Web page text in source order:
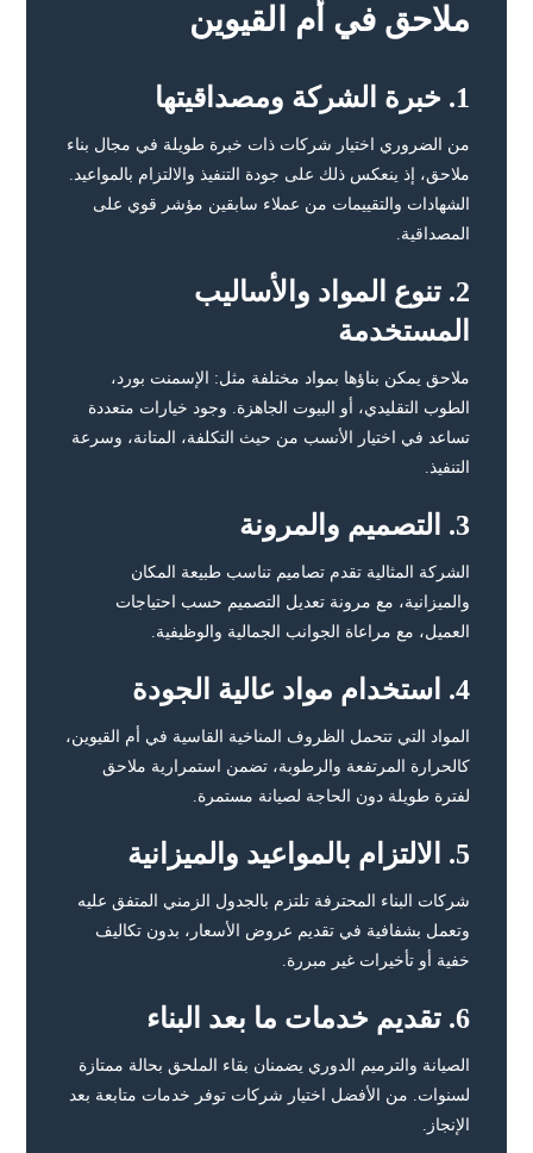
ملاحق في أم القيوين
1. خبرة الشركة ومصداقيتها
من الضروري اختيار شركات ذات خبرة طويلة في مجال بناء
ملاحق، إذ ينعكس ذلك على جودة التنفيذ والالتزام بالمواعيد.
الشهادات والتقييمات من عملاء سابقين مؤشر قوي على
المصداقية.
2. تنوع المواد والأساليب
المستخدمة
ملاحق يمكن بناؤها بمواد مختلفة مثل: الإسمنت بورد،
الطوب التقليدي، أو البيوت الجاهزة. وجود خيارات متعددة
تساعد في اختيار الأنسب من حيث التكلفة، المتانة، وسرعة
التنفيذ.
3. التصميم والمرونة
الشركة المثالية تقدم تصاميم تناسب طبيعة المكان
والميزانية، مع مرونة تعديل التصميم حسب احتياجات
العميل، مع مراعاة الجوانب الجمالية والوظيفية.
4. استخدام مواد عالية الجودة
المواد التي تتحمل الظروف المناخية القاسية في أم القيوين،
كالحرارة المرتفعة والرطوبة، تضمن استمرارية ملاحق
لفترة طويلة دون الحاجة لصيانة مستمرة.
5. الالتزام بالمواعيد والميزانية
شركات البناء المحترفة تلتزم بالجدول الزمني المتفق عليه
وتعمل بشفافية في تقديم عروض الأسعار، بدون تكاليف
خفية أو تأخيرات غير مبررة.
6. تقديم خدمات ما بعد البناء
الصيانة والترميم الدوري يضمنان بقاء الملحق بحالة ممتازة
لسنوات. من الأفضل اختيار شركات توفر خدمات متابعة بعد
الإنجاز.